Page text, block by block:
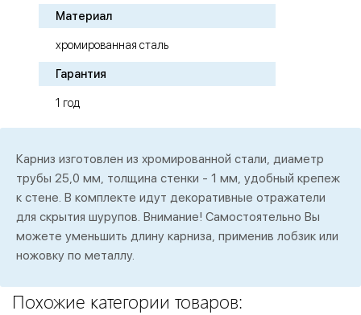
Материал
хромированная сталь
Гарантия
1 год
Карниз изготовлен из хромированной стали, диаметр
трубы 25,0 мм, толщина стенки - 1 мм, удобный крепеж
к стене. В комплекте идут декоративные отражатели
для скрытия шурупов. Внимание! Самостоятельно Вы
можете уменьшить длину карниза, применив лобзик или
ножовку по металлу.
Похожие категории товаров: